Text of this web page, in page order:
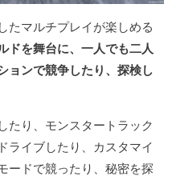
たマルチプレイが楽しめる
ドを舞台に、一人でも二人
ョンで競争したり、探検し
たり、モンスタートラック
ライブしたり、カスタマイ
ードで競ったり、秘密を探